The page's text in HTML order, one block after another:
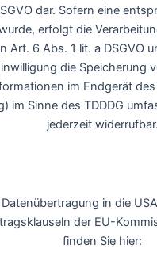
dar. Sofern eine
erfolgt die
Art. 6 Abs. 1 lit. a DSGVO
die Speicherung
im Endgerät
im Sinne des TDDDG
jederzeit widerrufbar.
Datenübertragung in die
der EU-
finden Sie hier: